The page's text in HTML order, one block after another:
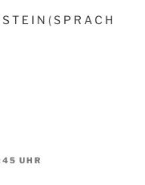
T E I N ( S P R A C H
UHR